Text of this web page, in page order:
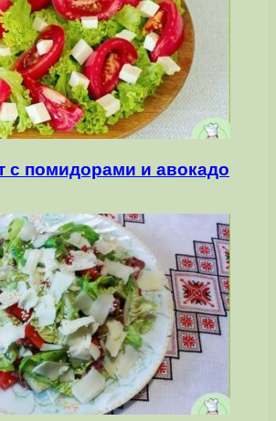
с помидорами и авокадо